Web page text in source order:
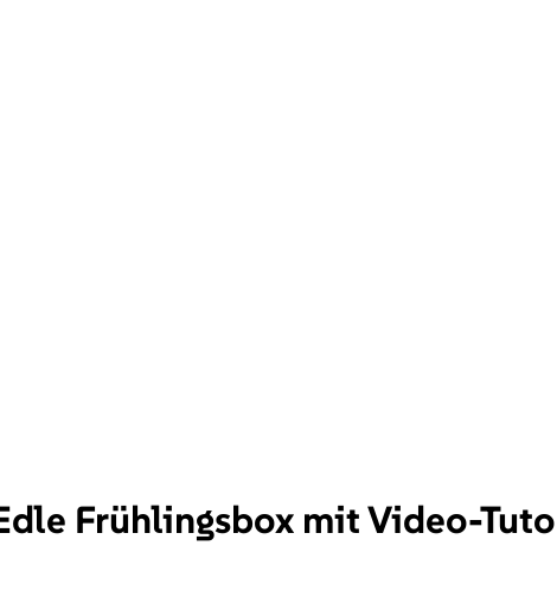
Frühlingsbox mit Video-